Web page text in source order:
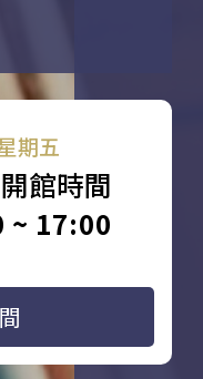
期五
館時間
~ 17:00